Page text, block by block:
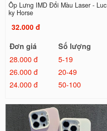
Ốp Lưng IMD Đổi Màu Laser - Luc
ky Horse
32.000 đ
Đơn giá
Số lượng
28.000 đ
5-19
26.000 đ
20-49
24.000 đ
50-100